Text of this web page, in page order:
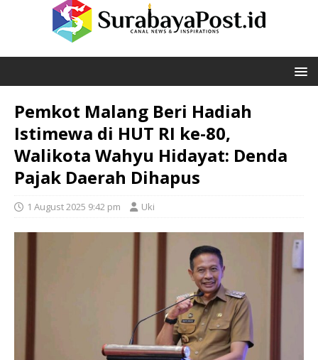
Pemkot Malang Beri Hadiah
Istimewa di HUT RI ke-80,
Walikota Wahyu Hidayat: Denda
Pajak Daerah Dihapus
1 August 2025 9:42 pm Uki